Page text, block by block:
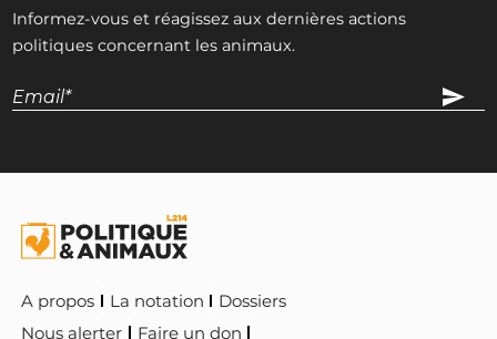
Informez-vous et réagissez aux dernières actions
politiques concernant les animaux.
A propos La notation
Dossiers
Nous alerter
Faire un don